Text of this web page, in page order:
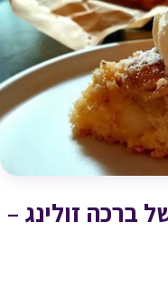
ברכה זולינג –